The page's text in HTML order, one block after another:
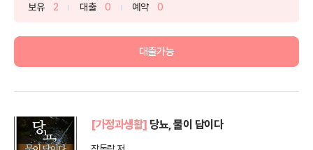
보유 2 대출 0 예약 0
대출가능
[가정과생활] 당뇨, 물이 답이다